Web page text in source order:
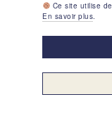
Ce site utilise
En savoir plus.